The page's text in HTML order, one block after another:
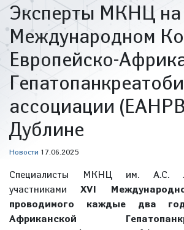
Эксперты МКНЦ на
Международном
Европейско-
ассоциации
Дублине
Новости 17.06.2025
Специалисты МКНЦ им. А.С.
участникамиXVI
проводимого каждые два
Африканской